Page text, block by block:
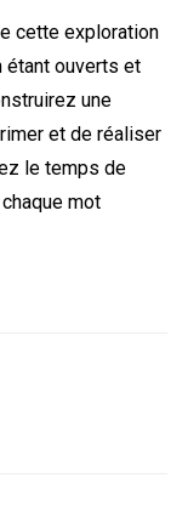
cette exploration
étant ouverts et
une
et de réaliser
le temps de
mot